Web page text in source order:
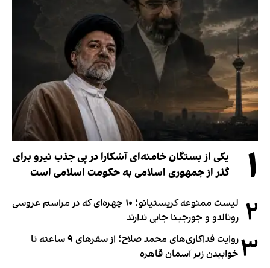
۱
یکی از بستگان خامنه‌ای آشکارا در پی جذب نیرو برای
گذر از جمهوری اسلامی به حکومت اسلامی است
۲
لیست ممنوعه کریستیانو؛ ۱۰ چهره‌ای که در مراسم عروسی
رونالدو و جورجینا جایی ندارند
۳
روایت فداکاری‌های محمد صلاح؛ از سفرهای ۹ ساعته تا
خوابیدن زیر آسمان قاهره